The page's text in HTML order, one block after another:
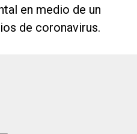
en medio de un
de coronavirus.